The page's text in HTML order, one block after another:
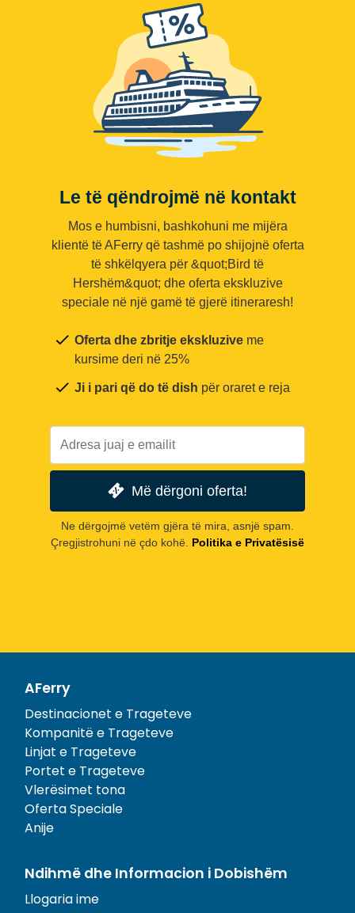
Le të qëndrojmë në kontakt
Mos e humbisni, bashkohuni me mijëra
klientë të AFerry që tashmë po shijojnë oferta
të shkëlqyera për &quot;Bird të
Hershëm&quot; dhe oferta ekskluzive
speciale në një gamë të gjerë itineraresh!
Oferta dhe zbritje ekskluzive me
kursime deri në 25%
Ji i pari që do të dish për oraret e reja
Më dërgoni oferta!
Ne dërgojmë vetëm gjëra të mira, asnjë spam.
Çregjistrohuni në çdo kohë. Politika e Privatësisë
AFerry
Destinacionet e Trageteve
Kompanitë e Trageteve
Linjat e Trageteve
Portet e Trageteve
Vlerësimet tona
Oferta Speciale
Anije
Ndihmë dhe Informacion i Dobishëm
Llogaria ime